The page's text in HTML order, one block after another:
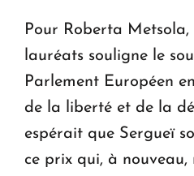
Pour Roberta Metsola,
lauréats souligne le
Parlement Européen
de la liberté et de la
espérait que Sergueï
ce prix qui, à nouveau,